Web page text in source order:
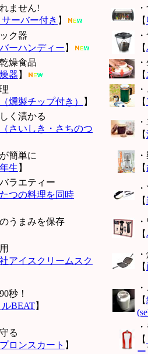
ません!
ーバー付き 】
【
ク器
ーハンディー 】
【
燥食品
器 】
【
燻製チップ付き） 】
【
く漬かる
さいしき・さちのつ
【
簡単に
生 】
【
ラエティー
つの料理を同時
【
うまみを保存
【
アイスクリームスク
【
秒！
BEAT】
【
る
ロンスカート 】
【
ー